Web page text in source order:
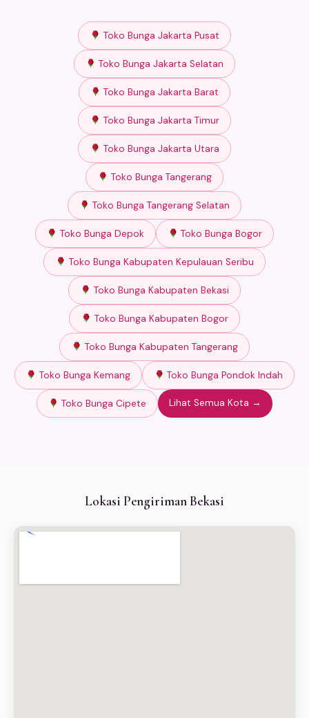
Toko Bunga Jakarta Pusat
Toko Bunga Jakarta Selatan
Toko Bunga Jakarta Barat
Toko Bunga Jakarta Timur
Toko Bunga Jakarta Utara
Toko Bunga Tangerang
Toko Bunga Tangerang Selatan
Toko Bunga Depok Toko Bunga Bogor
Toko Bunga Kabupaten Kepulauan Seribu
Toko Bunga Kabupaten Bekasi
Toko Bunga Kabupaten Bogor
Toko Bunga Kabupaten Tangerang
Toko Bunga Kemang Toko Bunga Pondok Indah
Toko Bunga Cipete Lihat Semua Kota →
Lokasi Pengiriman Bekasi